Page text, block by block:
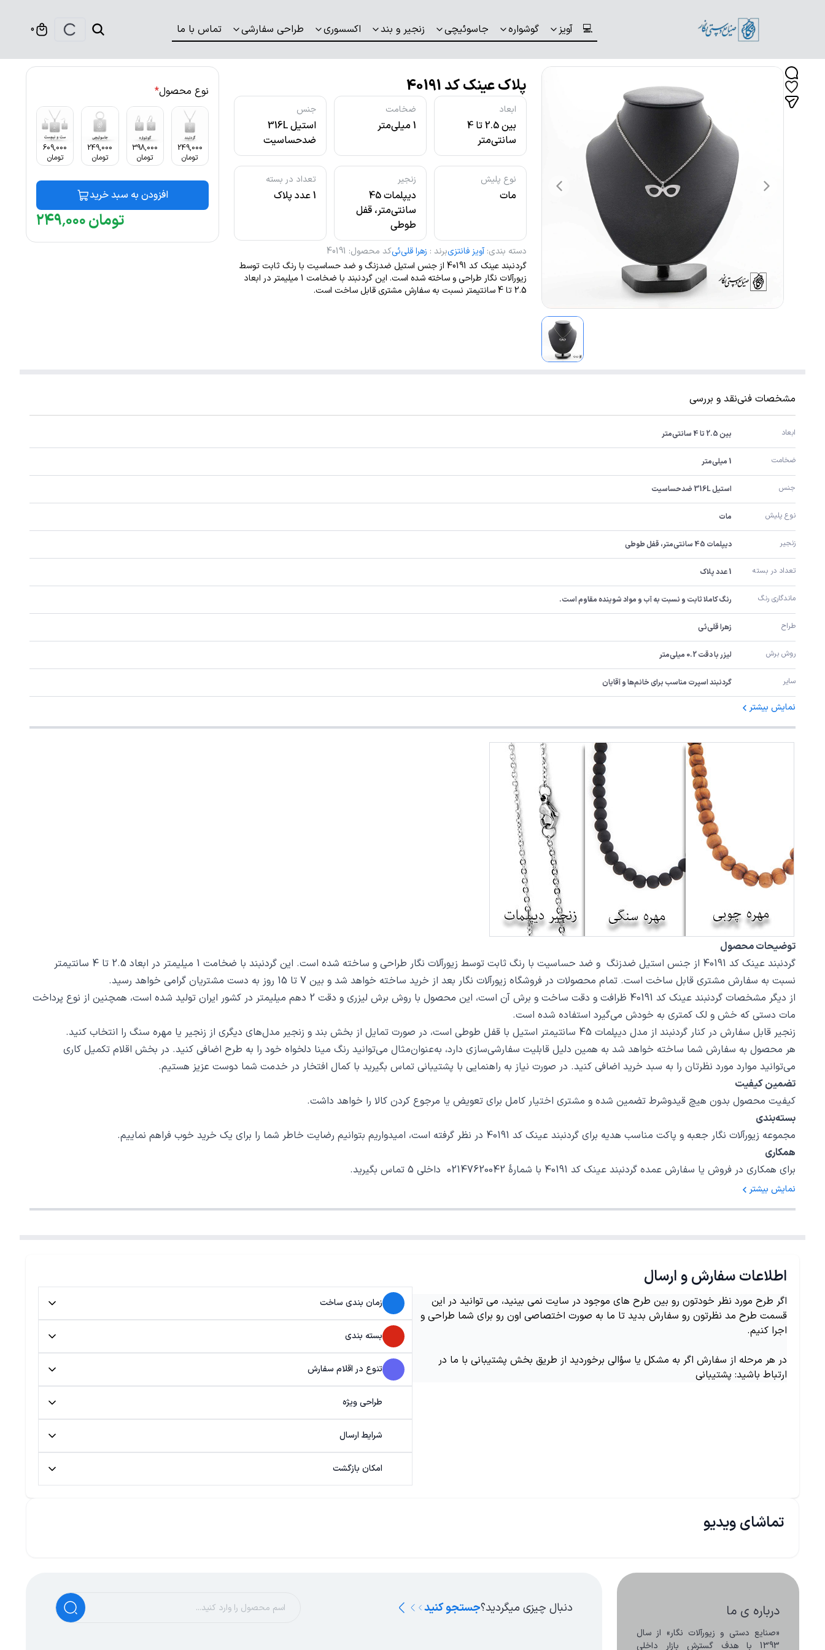
💻 آویز گوشواره جاسوئیچی زنجیر و بند اکسسوری طراحی سفارشی تماس با ما 0
پلاک عینک کد 40191
ابعاد
بین 2.5 تا 4
سانتی‌متر
ضخامت
1 میلی‌متر
جنس
استیل 316L
ضدحساسیت
نوع پلیش
مات
زنجیر
دیپلمات 45
سانتی‌متر، قفل
طوطی
تعداد در بسته
1 عدد پلاک
دسته بندی: آویز فانتزیبرند : زهرا قلی‌ئیکد محصول:
40191
گردنبند عینک کد 40191 از جنس استیل ضدزنگ و ضد حساسیت با رنگ ثابت توسط
زیورآلات نگار طراحی و ساخته شده است. این گردنبند با ضخامت 1 میلیمتر در ابعاد
2.5 تا 4 سانتیمتر نسبت به سفارش مشتری قابل ساخت است.
نوع محصول*
249,000
تومان
398,000
تومان
249,000
تومان
609,000
تومان
افزودن به سبد خرید
۲۴۹٬۰۰۰تومان
مشخصات فنینقد و بررسی
ابعاد بین 2.5 تا 4 سانتی‌متر
ضخامت 1 میلی‌متر
جنس استیل 316L ضدحساسیت
نوع پلیش مات
زنجیر دیپلمات 45 سانتی‌متر، قفل طوطی
تعداد در بسته 1 عدد پلاک
ماندگاری رنگ رنگ کاملا ثابت و نسبت به آب و مواد شوینده مقاوم است.
طراح زهرا قلی‌ئی
روش برش لیزر با دقت 0.2 میلی‌متر
سایر گردنبند اسپرت مناسب برای خانم‌ها و آقایان
نمایش بیشتر
توضیحات محصول
گردنبند عینک کد 40191 از جنس استیل ضدزنگ و ضد حساسیت با رنگ ثابت توسط زیورآلات نگار طراحی و ساخته شده است. این گردنبند با ضخامت 1 میلیمتر در ابعاد 2.5 تا 4 سانتیمتر
نسبت به سفارش مشتری قابل ساخت است. تمام محصولات در فروشگاه زیورآلات نگار بعد از خرید ساخته خواهد شد و بین 7 تا 15 روز به دست مشتریان گرامی خواهد رسید.
از دیگر مشخصات گردنبند عینک کد 40191 ظرافت و دقت ساخت و برش آن است، این محصول با روش برش لیزری و دقت 2 دهم میلیمتر در کشور ایران تولید شده است، همچنین از نوع پرداخت
مات دستی که خش و لک کمتری به خودش می‌گیرد استفاده شده است.
زنجیر قابل سفارش در کنار گردنبند از مدل دیپلمات 45 سانتیمتر استیل با قفل طوطی است، در صورت تمایل از بخش بند و زنجیر مدل‌های دیگری از زنجیر یا مهره سنگ را انتخاب کنید.
هر محصول به سفارش شما ساخته خواهد شد به همین دلیل قابلیت سفارشی‌سازی دارد، به‌عنوان‌مثال می‌توانید رنگ مینا دلخواه خود را به طرح اضافی کنید. در بخش اقلام تکمیل کاری
می‌توانید موارد مورد نظرتان را به سبد خرید اضافی کنید. در صورت نیاز به راهنمایی با پشتیبانی تماس بگیرید با کمال افتخار در خدمت شما دوست عزیز هستیم.
تضمین کیفیت
کیفیت محصول بدون هیچ قیدوشرط تضمین شده و مشتری اختیار کامل برای تعویض یا مرجوع کردن کالا را خواهد داشت.
بسته‌بندی
مجموعه زیورآلات نگار جعبه و پاکت مناسب هدیه برای گردنبند عینک کد 40191 در نظر گرفته است، امیدواریم بتوانیم رضایت خاطر شما را برای یک خرید خوب فراهم نماییم.
همکاری
برای همکاری در فروش یا سفارش عمده گردنبند عینک کد 40191 با شمارهٔ 02147620042 داخلی 5 تماس بگیرید.
نمایش بیشتر
اطلاعات سفارش و ارسال
اگر طرح مورد نظر خودتون رو بین طرح های موجود در سایت نمی بینید، می توانید در این
قسمت طرح مد نظرتون رو سفارش بدید تا ما به صورت اختصاصی اون رو برای شما طراحی و
اجرا کنیم.
در هر مرحله از سفارش اگر به مشکل یا سؤالی برخوردید از طریق بخش پشتیبانی با ما در
ارتباط باشید: پشتیبانی
زمان بندی ساخت
بسته بندی
تنوع در اقلام سفارش
طراحی ویژه
شرایط ارسال
امکان بازگشت
تماشای ویدیو
درباره ی ما دنبال چیزی میگردید؟جستجو کنید